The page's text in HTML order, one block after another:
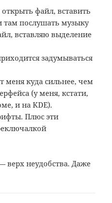
файл, вставить
там послушать музыку
вставляю выделение
задумываться
меня куда сильнее, чем
(у меня, кстати,
и на KDE).
Плюс эти
верх неудобства. Даже